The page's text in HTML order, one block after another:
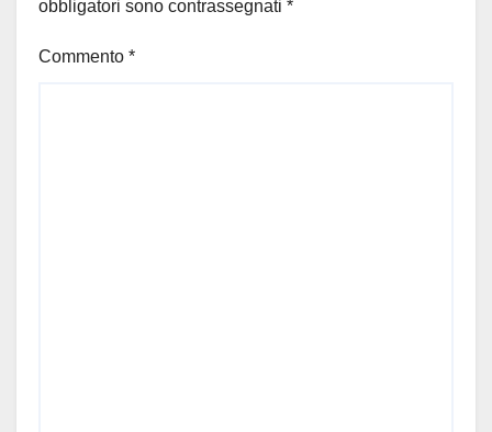
obbligatori sono contrassegnati *
Commento *